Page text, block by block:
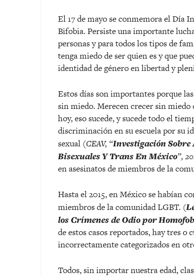
El 17 de mayo se conmemora el Día
Bifobia. Persiste una importante
personas y para todos los tipos de
tenga miedo de ser quien es y que
identidad de género en libertad y
Estos días son importantes porque
sin miedo. Merecen crecer sin miedo
hoy, eso sucede, y sucede todo el
discriminación en su escuela por su
sexual (CEAV, “Investigación Sobre
Bisexuales Y Trans En México”,
en asesinatos de miembros de la
Hasta el 2015, en México se habían
miembros de la comunidad LGBT. (
los Crímenes de Odio por
de estos casos reportados, hay tres o
incorrectamente categorizados en
Todos, sin importar nuestra edad,